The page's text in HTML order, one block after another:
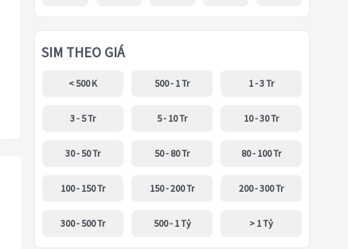
SIM THEO GIÁ
< 500 K 500 - 1 Tr 1 - 3 Tr
3 - 5 Tr 5 - 10 Tr 10 - 30 Tr
30 - 50 Tr 50 - 80 Tr 80 - 100 Tr
100 - 150 Tr 150 - 200 Tr 200 - 300 Tr
300 - 500 Tr 500 - 1 Tỷ > 1 Tỷ